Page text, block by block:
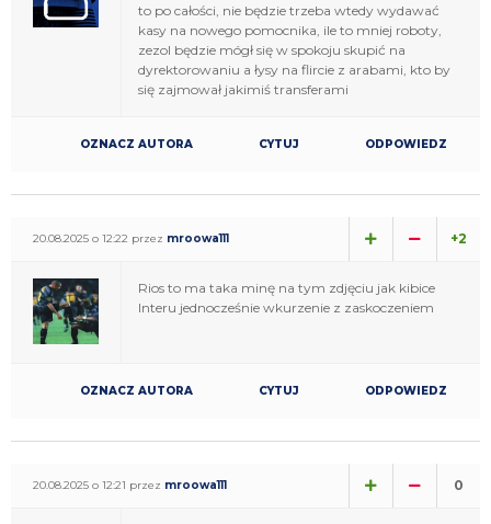
to po całości, nie będzie trzeba wtedy wydawać
kasy na nowego pomocnika, ile to mniej roboty,
zezol będzie mógł się w spokoju skupić na
dyrektorowaniu a łysy na flircie z arabami, kto by
się zajmował jakimiś transferami
OZNACZ AUTORA CYTUJ ODPOWIEDZ
20.08.2025 o 12:22 przez mroowa111 +2
Rios to ma taka minę na tym zdjęciu jak kibice
Interu jednocześnie wkurzenie z zaskoczeniem
OZNACZ AUTORA CYTUJ ODPOWIEDZ
20.08.2025 o 12:21 przez mroowa111 0